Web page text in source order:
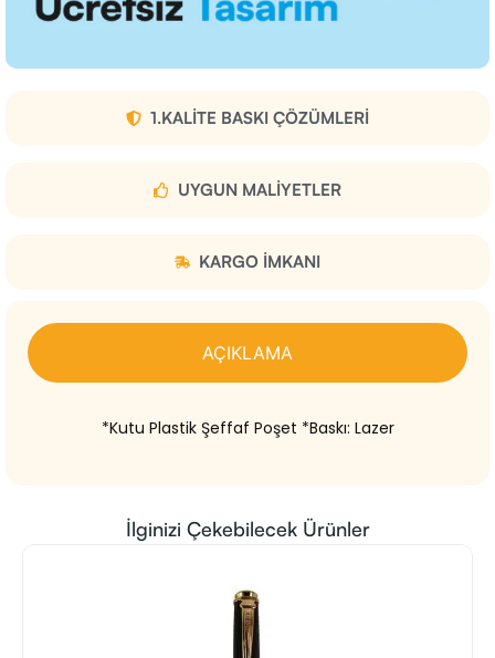
1.KALITE BASKI ÇÖZÜMLERI
UYGUN MALIYETLER
KARGO IMKANI
AÇIKLAMA
*Kutu Plastik Şeffaf Poşet *Baskı: Lazer
İlginizi Çekebilecek Ürünler